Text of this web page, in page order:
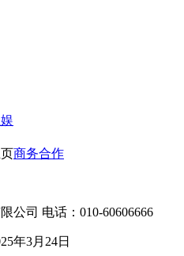
商务合作
公司 电话：010-60606666
年3月24日